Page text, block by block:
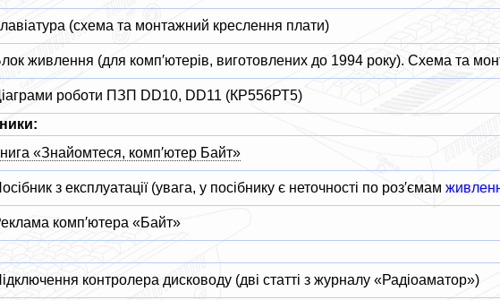
(схема та монтажний креслення плати)
живлення (для комп′ютерів, виготовлених до 1994 року). Схема та
роботи ПЗП DD10, DD11 (КР556РТ5)
«Знайомтеся, комп′ютер Байт»
з експлуатації (увага, у посібнику є неточності по роз′ємам
комп′ютера «Байт»
контролера дисководу (дві статті з журналу «Радіоаматор»)